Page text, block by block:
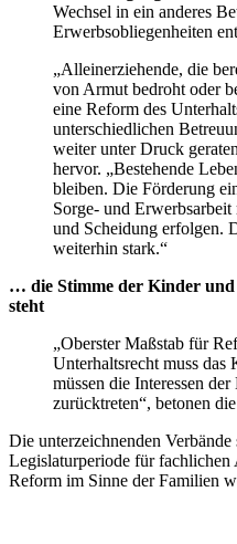
Wechsel in ein anderes
Erwerbsobliegenheiten
„Alleinerziehende, die
von Armut bedroht oder
eine Reform des
unterschiedlichen
weiter unter Druck
hervor. „Bestehende
bleiben. Die Förderung
Sorge- und Erwerbsarbeit
und Scheidung erfolgen.
weiterhin stark.“
… die Stimme der Kinder
steht
„Oberster Maßstab für
Unterhaltsrecht muss
müssen die Interessen
zurücktreten“, betonen
Die unterzeichnenden Verbände
Legislaturperiode für
Reform im Sinne der Familien